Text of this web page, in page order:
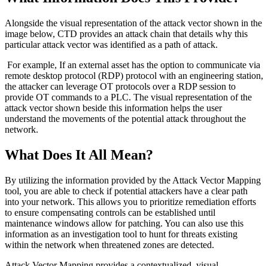
Alongside the visual representation of the attack vector shown in the
image below, CTD provides an attack chain that details why this
particular attack vector was identified as a path of attack.
For example, If an external asset has the option to communicate via
remote desktop protocol (RDP) protocol with an engineering station,
the attacker can leverage OT protocols over a RDP session to
provide OT commands to a PLC. The visual representation of the
attack vector shown beside this information helps the user
understand the movements of the potential attack throughout the
network.
What Does It All Mean?
By utilizing the information provided by the Attack Vector Mapping
tool, you are able to check if potential attackers have a clear path
into your network. This allows you to prioritize remediation efforts
to ensure compensating controls can be established until
maintenance windows allow for patching. You can also use this
information as an investigation tool to hunt for threats existing
within the network when threatened zones are detected.